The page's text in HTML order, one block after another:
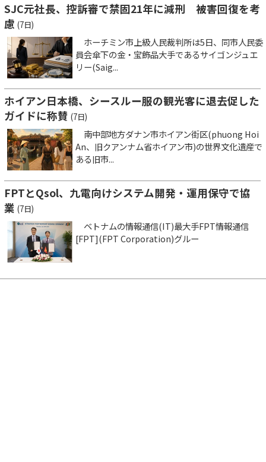
SJC元社長、控訴審で禁固21年に減刑 被害回復を考
慮 (7日)
ホーチミン市上級人民裁判所は5日、同市人民委
員会傘下の金・宝飾品大手であるサイゴンジュエ
リー(Saig...
ホイアン日本橋、シースルー服の観光客に退去促した
ガイドに称賛 (7日)
南中部地方ダナン市ホイアン街区(phuong Hoi
An、旧クアンナム省ホイアン市)の世界文化遺産で
ある旧市...
FPTとQsol、九電向けシステム開発・運用保守で協
業 (7日)
ベトナムの情報通信(IT)最大手FPT情報通信
[FPT](FPT Corporation)グルー